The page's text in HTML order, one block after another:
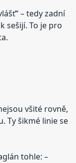
– tedy zadní
sešijí. To je pro
všité rovně,
Ty šikmé linie se
tohle: –